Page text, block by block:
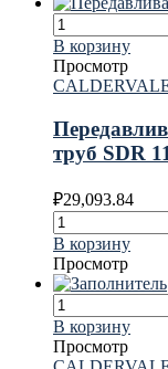
В корзину
Просмотр
труб SDR
₽29,093.84
В корзину
Просмотр
В корзину
Просмотр